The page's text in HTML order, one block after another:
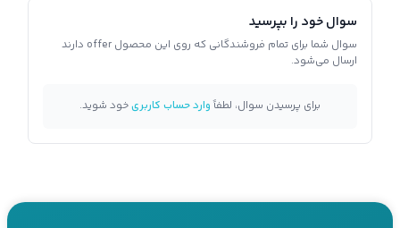
سوال خود را بپرسید
سوال شما برای تمام فروشندگانی که روی این محصول offer دارند
ارسال می‌شود.
برای پرسیدن سوال، لطفاًوارد حساب کاربریخود شوید.